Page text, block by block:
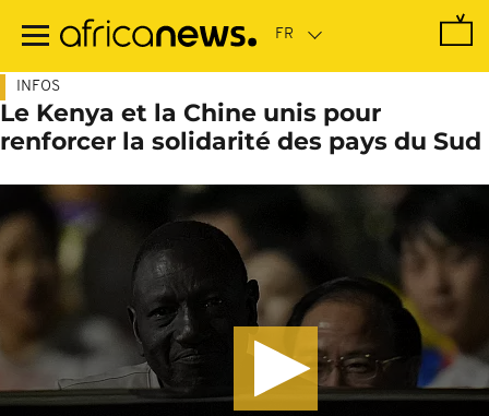
contenu
INFOS
Le Kenya et la Chine unis pour
renforcer la solidarité des pays du Sud